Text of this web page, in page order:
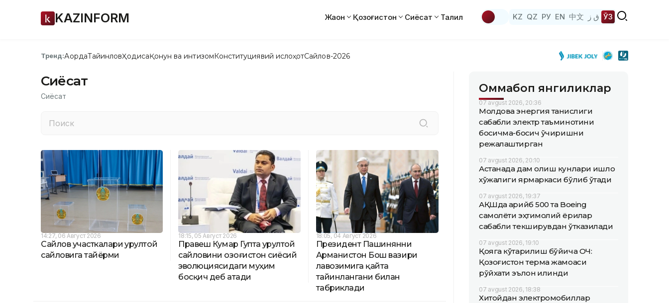
KAZINFORM Жаҳон Қозоғистон Сиёсат Таҳлил KZ QZ РУ EN 中文 ق ز ЎЗ
Тренд:АқордаТайинловҲодисаҚонун ва интизомКонституциявий ислоҳотСайлов-2026
Сиёсат
Сиёсат
14:27, 06 Август 2026
Сайлов участкалари Қурултой
сайловига тайёрми
18:15, 05 Август 2026
Правеш Кумар Гупта Қурултой
сайловини Қозоғистон сиёсий
эволюциясидаги муҳим
босқич деб атади
18:05, 04 Август 2026
Президент Пашинянни
Арманистон Бош вазири
лавозимига қайта
тайинлангани билан
табриклади
Оммабоп янгиликлар
07 avgust 2026, 20:36
Молдова энергия танқислиги
сабабли электр таъминотини
босқичма-босқич ўчиришни
режалаштирган
07 avgust 2026, 20:10
Астанада дам олиш кунлари қишлоқ
хўжалиги ярмаркаси бўлиб ўтади
07 avgust 2026, 19:37
АҚШда қарийб 500 та Boeing
самолёти эҳтимолий ёриқлар
сабабли текширувдан ўтказилади
07 avgust 2026, 19:10
Қояга кўтарилиш бўйича ОЧ:
Қозоғистон терма жамоаси
рўйхати эълон қилинди
07 avgust 2026, 18:38
Хитойдан электромобиллар